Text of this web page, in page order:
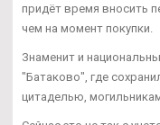
придёт время вносить
чем на момент покупки.
Знаменит и
"Батаково", где
цитаделью,